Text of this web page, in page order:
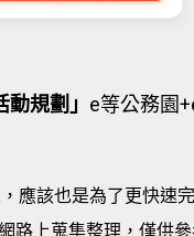
動規劃」 e等公務園
應該也是為了更快速
路上蒐集整理 ，僅供